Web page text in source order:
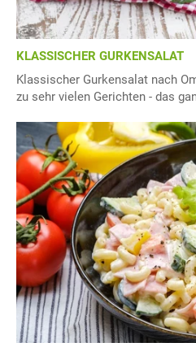
KLASSISCHER GURKENSALAT
Klassischer Gurkensalat nach
zu sehr vielen Gerichten - das